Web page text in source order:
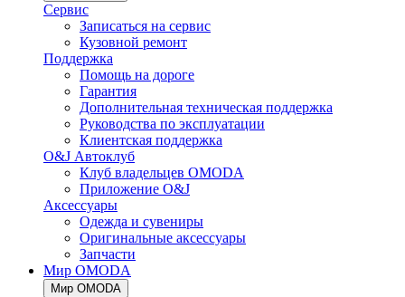
Сервис
Записаться на сервис
Кузовной ремонт
Поддержка
Помощь на дороге
Гарантия
Дополнительная техническая поддержка
Руководства по эксплуатации
Клиентская поддержка
O&J Автоклуб
Клуб владельцев OMODA
Приложение O&J
Аксессуары
Одежда и сувениры
Оригинальные аксессуары
Запчасти
Мир OMODA
Мир OMODA